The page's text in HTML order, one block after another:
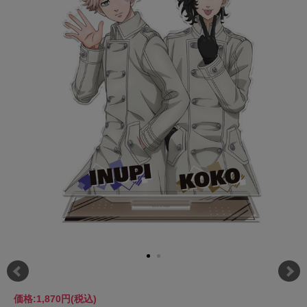
価格:1,870円(税込)